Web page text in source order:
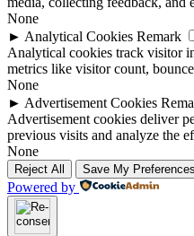
None
► Analytical Cookies Remark
Analytical cookies track visitor
metrics like visitor count,
None
► Advertisement Cookies
Advertisement cookies deliver
previous visits and analyze the
None
Reject All Save My Preferences
Powered by